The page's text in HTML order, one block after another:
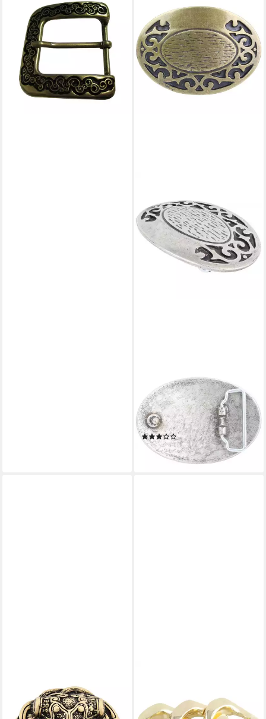
Gürtelschnalle Ornamente 4,0
cm - Buckle Wechselschließe
Gürtelschließe 40mm - Für di
(1-St)
18,99 €
lieferbar - in 2-3 Werktagen bei dir
Gürtelschnalle Buckle 4,0 cm -
Buckle Wechselschließe
Gürtelschließe 40mm - LARP-
und (1-St)
(1)
24,99 €
lieferbar - in 2-3 Werktagen bei dir